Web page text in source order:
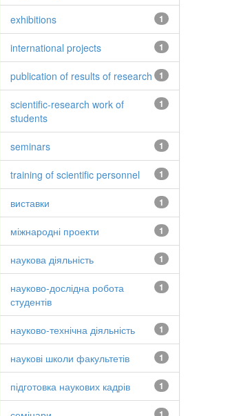
1
exhibitions
1
international projects
1
publication of results of research
1
scientific-research work of
students
1
seminars
1
training of scientific personnel
1
виставки
1
міжнародні проекти
1
наукова діяльність
1
науково-дослідна робота
студентів
1
науково-технічна діяльність
1
наукові школи факультетів
1
підготовка наукових кадрів